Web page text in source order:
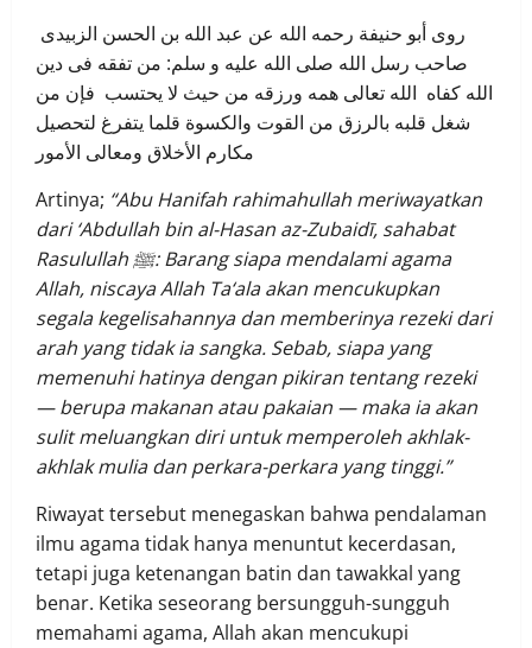
روى أبو حنيفة رحمه الله عن عبد الله بن الحسن الزبيدى
صاحب رسل الله صلى الله عليه و سلم: من تفقه فى دين
الله كفاه الله تعالى همه ورزقه من حيث لا يحتسب فإن من
شغل قلبه بالرزق من القوت والكسوة قلما يتفرغ لتحصيل
مكارم الأخلاق ومعالى الأمور
Artinya; “Abu Hanifah rahimahullah meriwayatkan
dari ‘Abdullah bin al-Hasan az-Zubaidī, sahabat
Rasulullah ﷺ: Barang siapa mendalami agama
Allah, niscaya Allah Ta‘ala akan mencukupkan
segala kegelisahannya dan memberinya rezeki dari
arah yang tidak ia sangka. Sebab, siapa yang
memenuhi hatinya dengan pikiran tentang rezeki
— berupa makanan atau pakaian — maka ia akan
sulit meluangkan diri untuk memperoleh akhlak-
akhlak mulia dan perkara-perkara yang tinggi.”
Riwayat tersebut menegaskan bahwa pendalaman
ilmu agama tidak hanya menuntut kecerdasan,
tetapi juga ketenangan batin dan tawakkal yang
benar. Ketika seseorang bersungguh-sungguh
memahami agama, Allah akan mencukupi